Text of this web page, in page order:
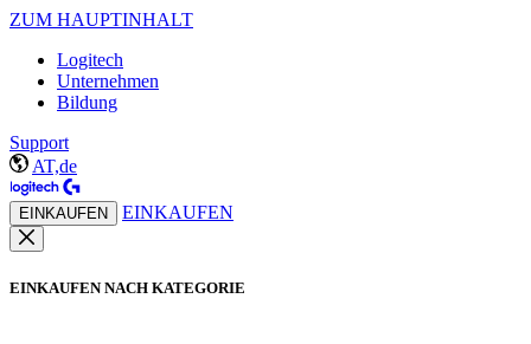
ZUM HAUPTINHALT
Logitech
Unternehmen
Bildung
Support
AT,de
EINKAUFEN EINKAUFEN
EINKAUFEN NACH KATEGORIE